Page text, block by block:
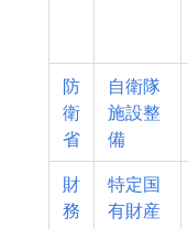
防
衛
省
自衛隊
施設整
備
財
務
特定国
有財産